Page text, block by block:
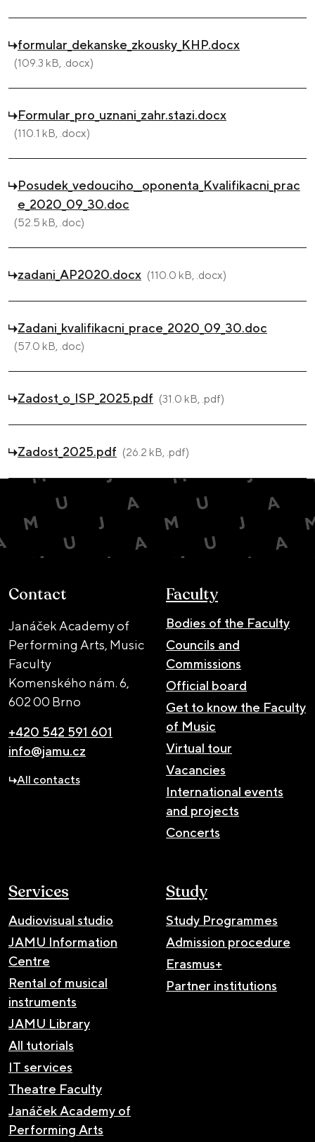
formular_dekanske_zkousky_KHP.docx
(109.3 kB, .docx)
Formular_pro_uznani_zahr.stazi.docx
(110.1 kB, .docx)
Posudek_vedouciho__oponenta_Kvalifikacni_prac
e_2020_09_30.doc
(52.5 kB, .doc)
zadani_AP2020.docx (110.0 kB, .docx)
Zadani_kvalifikacni_prace_2020_09_30.doc
(57.0 kB, .doc)
Zadost_o_ISP_2025.pdf (31.0 kB, .pdf)
Zadost_2025.pdf (26.2 kB, .pdf)
Contact
Janáček Academy of
Performing Arts, Music
Faculty
Komenského nám. 6,
602 00 Brno
+420 542 591 601
info@jamu.cz
All contacts
Faculty
Bodies of the Faculty
Councils and
Commissions
Official board
Get to know the Faculty
of Music
Virtual tour
Vacancies
International events
and projects
Concerts
Services
Audiovisual studio
JAMU Information
Centre
Rental of musical
instruments
JAMU Library
All tutorials
IT services
Theatre Faculty
Janáček Academy of
Performing Arts
Study
Study Programmes
Admission procedure
Erasmus+
Partner institutions